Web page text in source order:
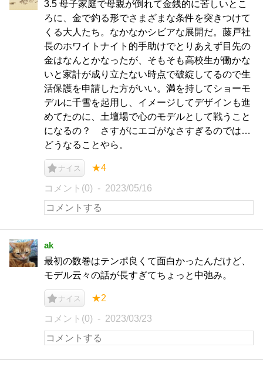
3.5 母子家庭で母親が倒れて金銭的に苦しいとこ
ろに、金で釣る形でさまざまな条件を突きつけて
くる大人たち。なかなかシビアな展開だ。藤戸社
長のホワイトナイト的手助けでとりあえず目先の
金はなんとかなったが、そもそも高校生が働かな
いと家計が成り立たない時点で破綻してるので生
活保護を申請した方がいい。満を持してショーモ
デルに千雪を起用し、イメージしてデザインも進
めてたのに、土壇場で心のモデルとして戦うこと
になるの？ さすがにエゴがなさすぎるのでは…
どうなることやら。
ナイス ★4
コメント(0) 2023/05/16
ak
最初の数巻はテンポ良くて面白かったんだけど、
モデル云々の話が長すぎてちょっと中弛み。
ナイス ★2
コメント(0) 2023/03/23